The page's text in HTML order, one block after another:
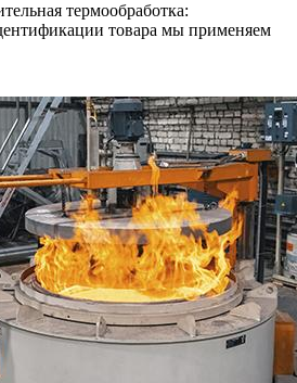
термообработка:
товара мы применяем